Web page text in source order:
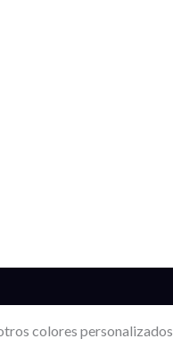
colores personalizados.